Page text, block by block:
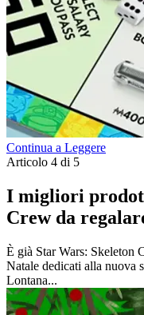
Continua a Leggere
Articolo 4 di 5
I migliori
Crew da
È già Star Wars: Skeleton
Natale dedicati alla nuova
Lontana...